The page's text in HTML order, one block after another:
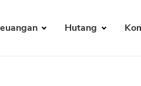
Hutang